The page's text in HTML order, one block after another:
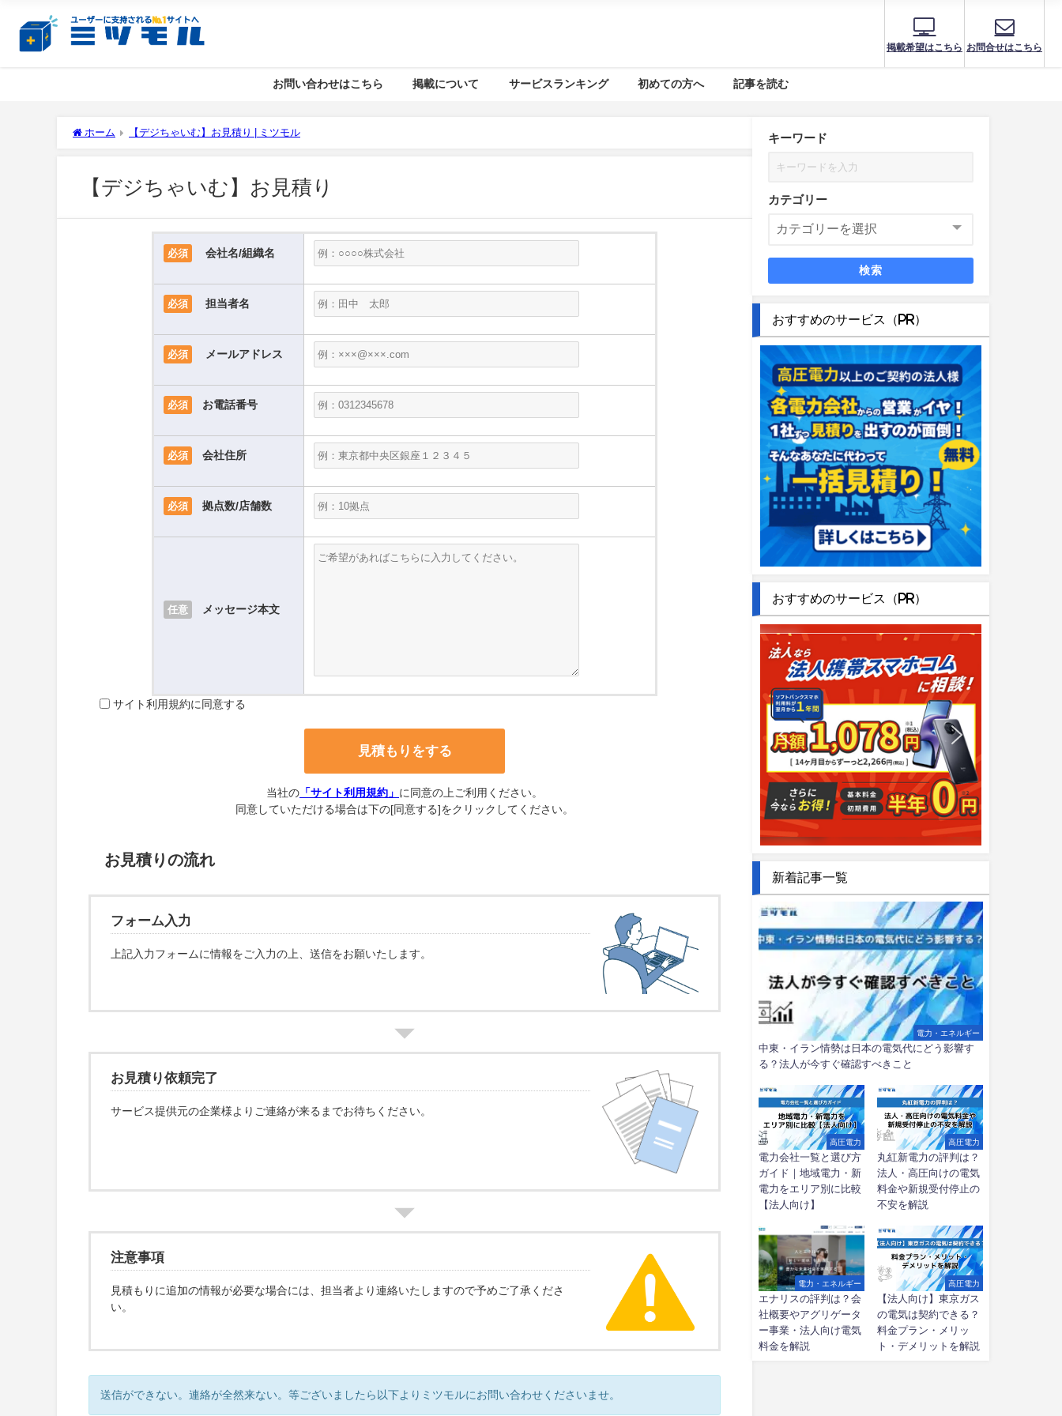
掲載希望はこちら お問合せはこちら
お問い合わせはこちら 掲載について サービスランキング 初めての方へ 記事を読む
ホーム 【デジちゃいむ】お見積り | ミツモル
【デジちゃいむ】お見積り
必須 会社名/組織名
必須 担当者名
必須 メールアドレス
必須 お電話番号
必須 会社住所
必須 拠点数/店舗数
任意 メッセージ本文
サイト利用規約に同意する
当社の 「サイト利用規約」 に同意の上ご利用ください。
同意していただける場合は下の[同意する]をクリックしてください。
お見積りの流れ
フォーム入力
上記入力フォームに情報をご入力の上、送信をお願いたします。
お見積り依頼完了
サービス提供元の企業様よりご連絡が来るまでお待ちください。
注意事項
見積もりに追加の情報が必要な場合には、担当者より連絡いたしますので予めご了承くださ
い。
送信ができない。連絡が全然来ない。等ございましたら以下よりミツモルにお問い合わせくださいませ。
キーワード
カテゴリー
検索
おすすめのサービス（PR）
おすすめのサービス（PR）
新着記事一覧
電力・エネルギー
中東・イラン情勢は日本の電気代にどう影響す
る？法人が今すぐ確認すべきこと
高圧電力
電力会社一覧と選び方
ガイド｜地域電力・新
電力をエリア別に比較
【法人向け】
高圧電力
丸紅新電力の評判は？
法人・高圧向けの電気
料金や新規受付停止の
不安を解説
電力・エネルギー
エナリスの評判は？会
社概要やアグリゲータ
ー事業・法人向け電気
料金を解説
高圧電力
【法人向け】東京ガス
の電気は契約できる？
料金プラン・メリッ
ト・デメリットを解説